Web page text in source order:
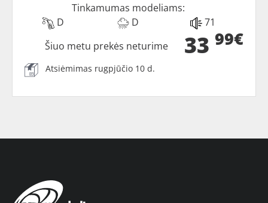
Tinkamumas modeliams:
D
D 71
33 99€
Šiuo metu prekės neturime
Atsiėmimas rugpjūčio 10 d.